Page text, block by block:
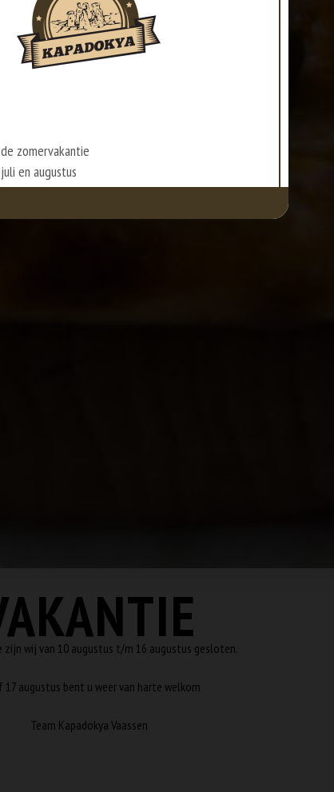
zijn wij van 10 augustus t/m 16 augustus gesloten.
17 augustus bent u weer van harte welkom
Team Kapadokya Vaassen
zomervakantie
en augustus
tijdelijk